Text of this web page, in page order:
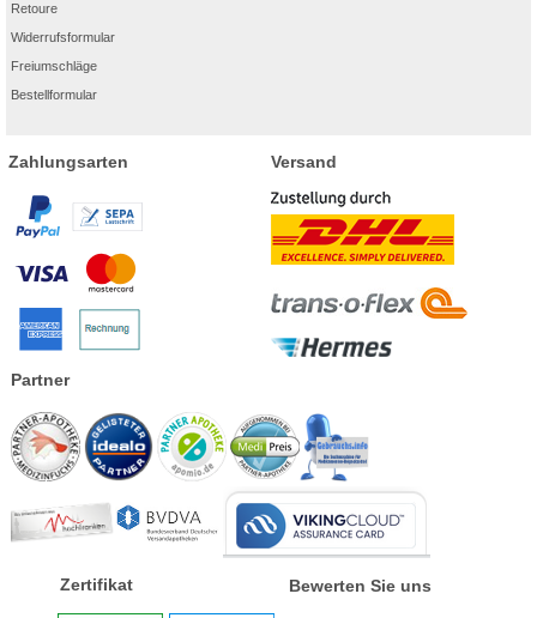
Retoure
Widerrufsformular
Freiumschläge
Bestellformular
Zahlungsarten Versand
Partner
Zertifikat Bewerten Sie uns